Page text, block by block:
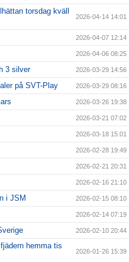
torsdag kväll
2026-04-14 14:01
2026-04-07 12:14
2026-04-06 08:25
3 silver 2026-03-29 14:56
på SVT-Play 2026-03-29 08:16
2026-03-26 19:38
2026-03-21 07:02
2026-03-18 15:01
2026-02-28 19:49
2026-02-21 20:31
2026-02-16 21:10
i JSM 2026-02-15 08:10
2026-02-14 07:19
2026-02-10 20:44
hemma tis
2026-01-26 15:39